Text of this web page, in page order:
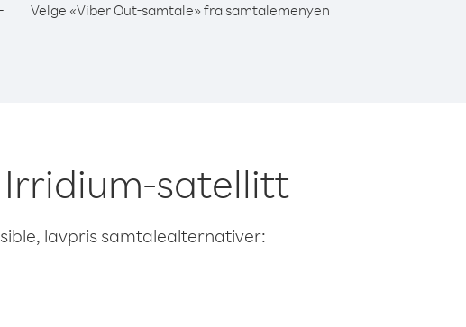
Velge «Viber Out-samtale» fra samtalemenyen
satellitt
lavpris samtalealternativer: